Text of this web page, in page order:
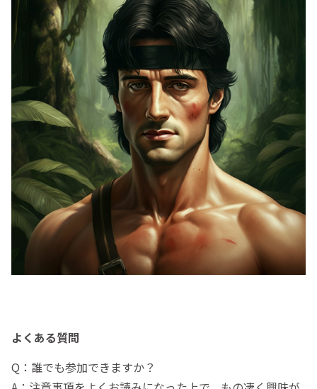
よくある質問
Q：誰でも参加できますか？